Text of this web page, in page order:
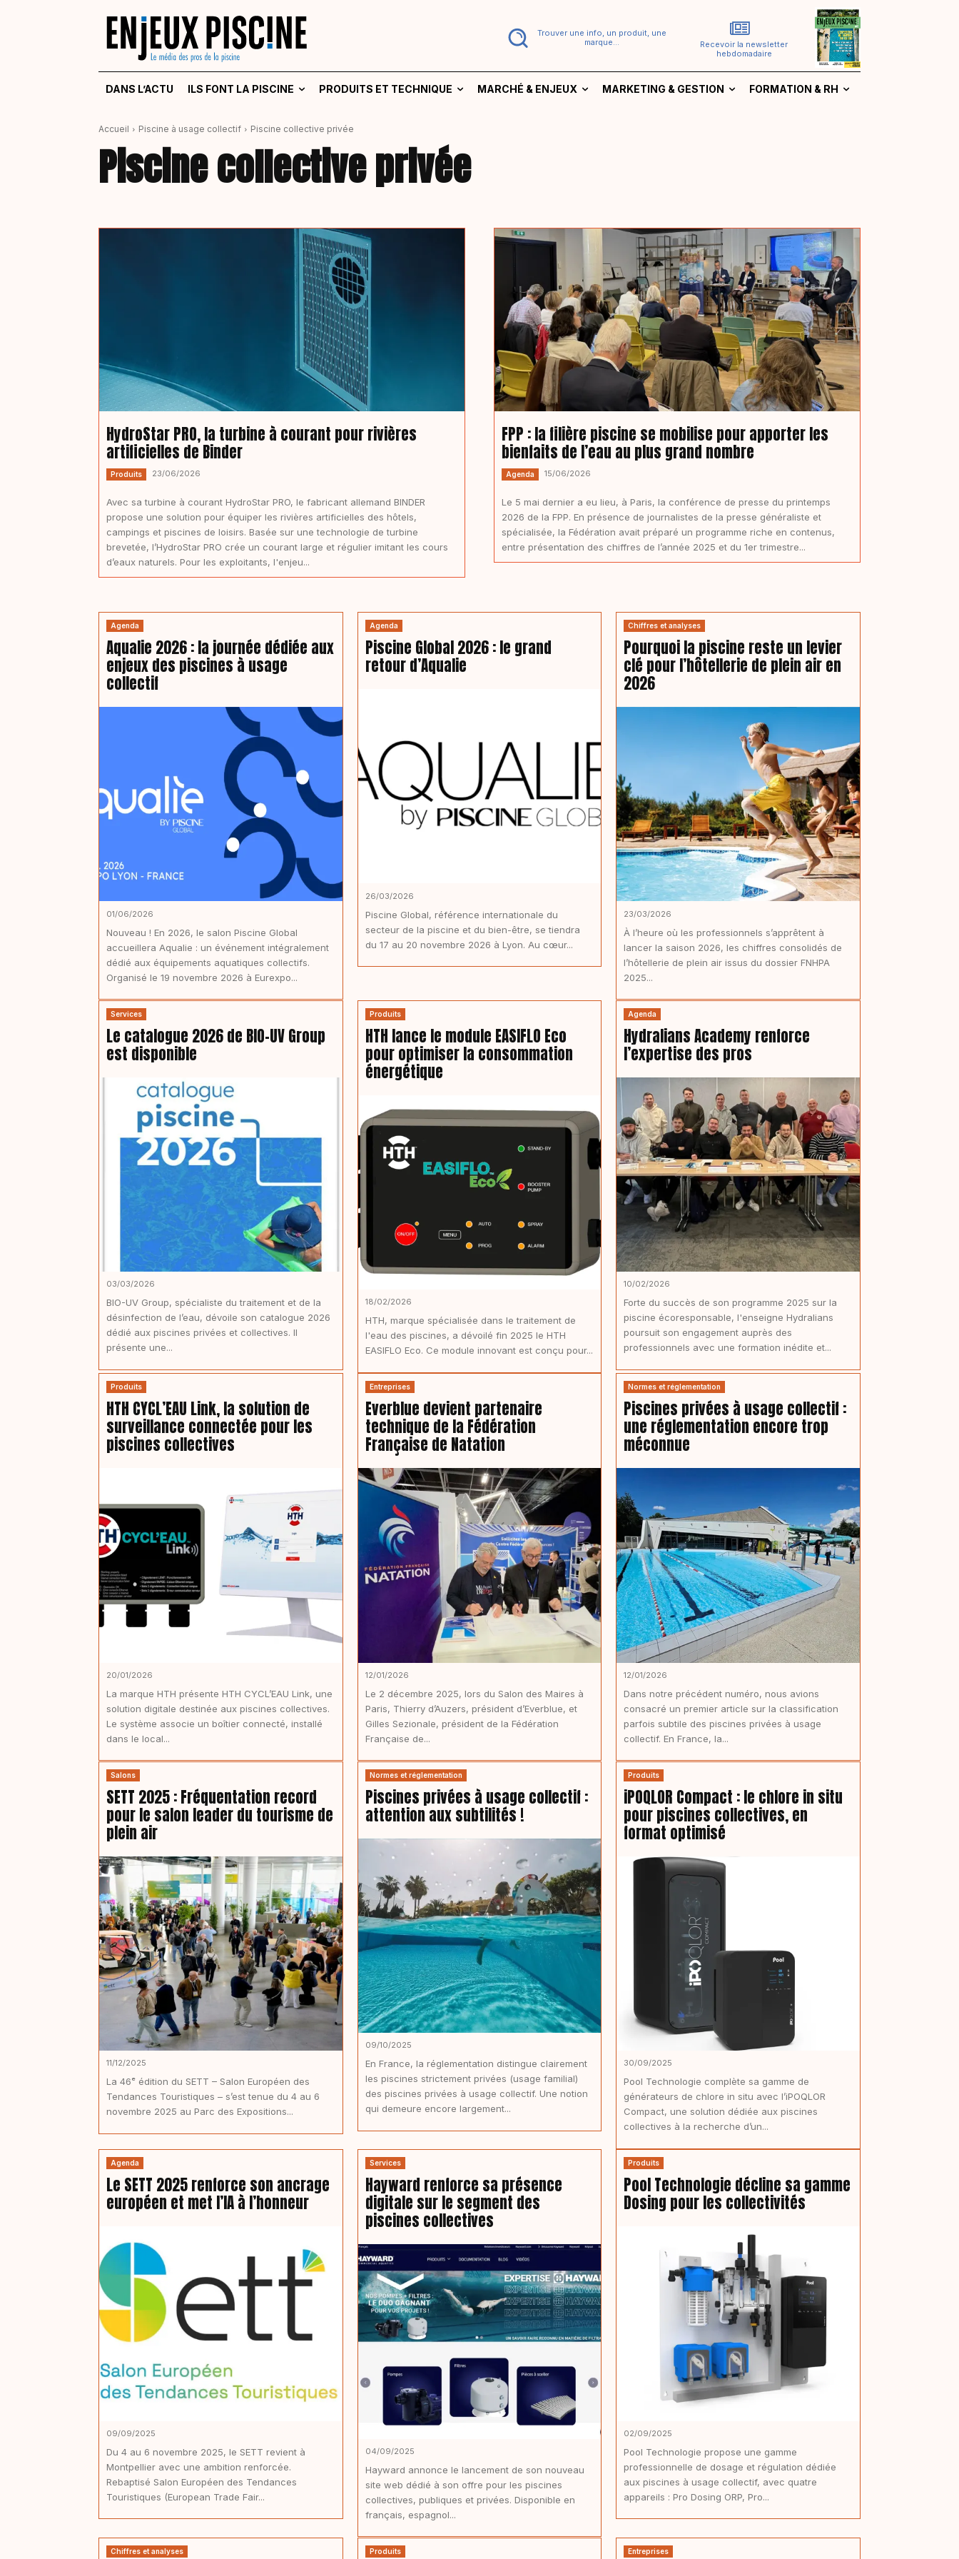
Trouver une info, un produit, une
marque...
Recevoir la newsletter
hebdomadaire
DANS L’ACTU ILS FONT LA PISCINE PRODUITS ET TECHNIQUE MARCHÉ & ENJEUX MARKETING & GESTION FORMATION & RH
Accueil Piscine à usage collectif Piscine collective privée
Piscine collective privée
HydroStar PRO, la turbine à courant pour rivières
artificielles de Binder
Produits 23/06/2026
Avec sa turbine à courant HydroStar PRO, le fabricant allemand BINDER
propose une solution pour équiper les rivières artificielles des hôtels,
campings et piscines de loisirs. Basée sur une technologie de turbine
brevetée, l’HydroStar PRO crée un courant large et régulier imitant les cours
d’eaux naturels. Pour les exploitants, l'enjeu...
FPP : la filière piscine se mobilise pour apporter les
bienfaits de l’eau au plus grand nombre
Agenda 15/06/2026
Le 5 mai dernier a eu lieu, à Paris, la conférence de presse du printemps
2026 de la FPP. En présence de journalistes de la presse généraliste et
spécialisée, la Fédération avait préparé un programme riche en contenus,
entre présentation des chiffres de l’année 2025 et du 1er trimestre...
Agenda
Aqualie 2026 : la journée dédiée aux
enjeux des piscines à usage
collectif
01/06/2026
Nouveau ! En 2026, le salon Piscine Global
accueillera Aqualie : un événement intégralement
dédié aux équipements aquatiques collectifs.
Organisé le 19 novembre 2026 à Eurexpo...
Agenda
Piscine Global 2026 : le grand
retour d’Aqualie
26/03/2026
Piscine Global, référence internationale du
secteur de la piscine et du bien-être, se tiendra
du 17 au 20 novembre 2026 à Lyon. Au cœur...
Chiffres et analyses
Pourquoi la piscine reste un levier
clé pour l’hôtellerie de plein air en
2026
23/03/2026
À l’heure où les professionnels s’apprêtent à
lancer la saison 2026, les chiffres consolidés de
l’hôtellerie de plein air issus du dossier FNHPA
2025...
Services
Le catalogue 2026 de BIO-UV Group
est disponible
03/03/2026
BIO-UV Group, spécialiste du traitement et de la
désinfection de l’eau, dévoile son catalogue 2026
dédié aux piscines privées et collectives. Il
présente une...
Produits
HTH lance le module EASIFLO Eco
pour optimiser la consommation
énergétique
18/02/2026
HTH, marque spécialisée dans le traitement de
l'eau des piscines, a dévoilé fin 2025 le HTH
EASIFLO Eco. Ce module innovant est conçu pour...
Agenda
Hydralians Academy renforce
l’expertise des pros
10/02/2026
Forte du succès de son programme 2025 sur la
piscine écoresponsable, l'enseigne Hydralians
poursuit son engagement auprès des
professionnels avec une formation inédite et...
Produits
HTH CYCL’EAU Link, la solution de
surveillance connectée pour les
piscines collectives
20/01/2026
La marque HTH présente HTH CYCL’EAU Link, une
solution digitale destinée aux piscines collectives.
Le système associe un boîtier connecté, installé
dans le local...
Entreprises
Everblue devient partenaire
technique de la Fédération
Française de Natation
12/01/2026
Le 2 décembre 2025, lors du Salon des Maires à
Paris, Thierry d’Auzers, président d’Everblue, et
Gilles Sezionale, président de la Fédération
Française de...
Normes et réglementation
Piscines privées à usage collectif :
une réglementation encore trop
méconnue
12/01/2026
Dans notre précédent numéro, nous avions
consacré un premier article sur la classification
parfois subtile des piscines privées à usage
collectif. En France, la...
Salons
SETT 2025 : Fréquentation record
pour le salon leader du tourisme de
plein air
11/12/2025
La 46ᵉ édition du SETT – Salon Européen des
Tendances Touristiques – s’est tenue du 4 au 6
novembre 2025 au Parc des Expositions...
Normes et réglementation
Piscines privées à usage collectif :
attention aux subtilités !
09/10/2025
En France, la réglementation distingue clairement
les piscines strictement privées (usage familial)
des piscines privées à usage collectif. Une notion
qui demeure encore largement...
Produits
iPOQLOR Compact : le chlore in situ
pour piscines collectives, en
format optimisé
30/09/2025
Pool Technologie complète sa gamme de
générateurs de chlore in situ avec l’iPOQLOR
Compact, une solution dédiée aux piscines
collectives à la recherche d’un...
Agenda
Le SETT 2025 renforce son ancrage
européen et met l’IA à l’honneur
09/09/2025
Du 4 au 6 novembre 2025, le SETT revient à
Montpellier avec une ambition renforcée.
Rebaptisé Salon Européen des Tendances
Touristiques (European Trade Fair...
Services
Hayward renforce sa présence
digitale sur le segment des
piscines collectives
04/09/2025
Hayward annonce le lancement de son nouveau
site web dédié à son offre pour les piscines
collectives, publiques et privées. Disponible en
français, espagnol...
Produits
Pool Technologie décline sa gamme
Dosing pour les collectivités
02/09/2025
Pool Technologie propose une gamme
professionnelle de dosage et régulation dédiée
aux piscines à usage collectif, avec quatre
appareils : Pro Dosing ORP, Pro...
Chiffres et analyses Produits Entreprises